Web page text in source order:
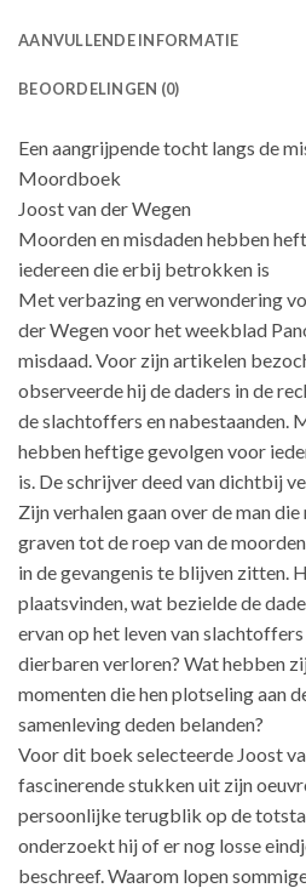
AANVULLENDE INFORMATIE
BEOORDELINGEN (0)
Een aangrijpende tocht langs de
Moordboek
Joost van der Wegen
Moorden en misdaden hebben
iedereen die erbij betrokken is
Met verbazing en verwondering
der Wegen voor het weekblad
misdaad. Voor zijn artikelen
observeerde hij de daders in de
de slachtoffers en nabestaanden.
hebben heftige gevolgen voor
is. De schrijver deed van dichtbij
Zijn verhalen gaan over de man
graven tot de roep van de
in de gevangenis te blijven zitten.
plaatsvinden, wat bezielde de
ervan op het leven van slachtoffers
dierbaren verloren? Wat hebben
momenten die hen plotseling aan
samenleving deden belanden?
Voor dit boek selecteerde Joost
fascinerende stukken uit zijn
persoonlijke terugblik op de
onderzoekt hij of er nog losse
beschreef. Waarom lopen